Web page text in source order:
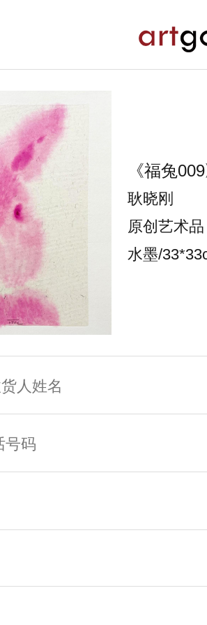
《福兔009
耿晓刚
原创艺术品
水墨/
每日一漏
原创艺术品
艺术家
艺术礼品
线下活动
版画世界